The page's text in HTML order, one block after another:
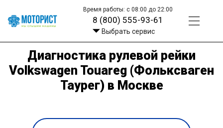
Время работы: с 08:00 до 22:00
8 (800) 555-93-61
Выбрать сервис
Диагностика рулевой рейки
Volkswagen Touareg (Фольксваген
Таурег) в Москве